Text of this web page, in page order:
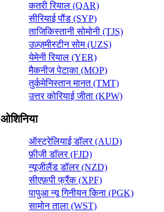
कतरी रियाल (QAR)
सीरियाई पौंड (SYP)
ताजिकिस्तानी सोमोनी (TJS)
उज़्ज़मीस्टीन सोम (UZS)
येमेनी रियाल (YER)
मैकनीज पेटाका (MOP)
तुर्कमेनिस्तान मानत (TMT)
उत्तर कोरियाई जीता (KPW)
ओशिनिया
ऑस्ट्रेलियाई डॉलर (AUD)
फ़ीजी डॉलर (FJD)
न्यूजीलैंड डॉलर (NZD)
सीएफ़पी फ्रैंक (XPF)
पापुआ न्यू गिनीयन किना (PGK)
सामोन ताला (WST)